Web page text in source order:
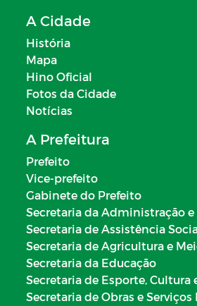
A Cidade
História
Mapa
Hino Oficial
Fotos da Cidade
Notícias
A Prefeitura
Prefeito
Vice-prefeito
Gabinete do Prefeito
Secretaria da Administração e
Secretaria de Assistência
Secretaria de Agricultura e
Secretaria da Educação
Secretaria de Esporte, Cultura
Secretaria de Obras e